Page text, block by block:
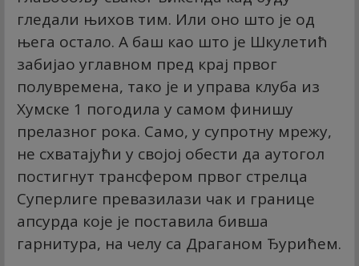
гледали њихов тим. Или оно што је од
њега остало. А баш као што је Шкулетић
забијао углавном пред крај првог
полувремена, тако је и управа клуба из
Хумске 1 погодила у самом финишу
прелазног рока. Само, у супротну мрежу,
не схватајући у својој обести да аутогол
постигнут трансфером првог стрелца
Суперлиге превазилази чак и границе
апсурда које је поставила бивша
гарнитура, на челу са Драганом Ђурићем.